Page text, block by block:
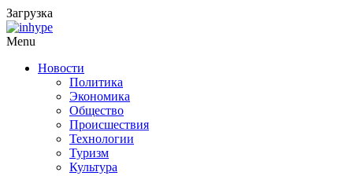
Загрузка
Menu
Новости
Политика
Экономика
Общество
Происшествия
Технологии
Туризм
Культура